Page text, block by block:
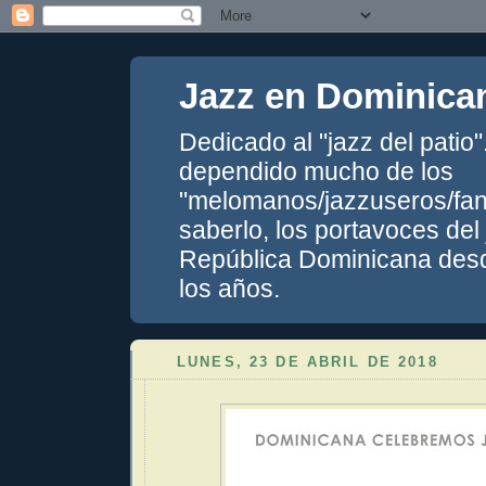
Jazz en
Dedicado al "jazz del
dependido mucho de los
"melomanos/jazzuseros/
saberlo, los portavoces
República Dominicana
los años.
LUNES, 23 DE ABRIL DE 2018